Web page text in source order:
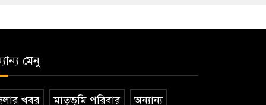
মেনু
খবর মাতৃভূমি পরিবার অন্যান্য